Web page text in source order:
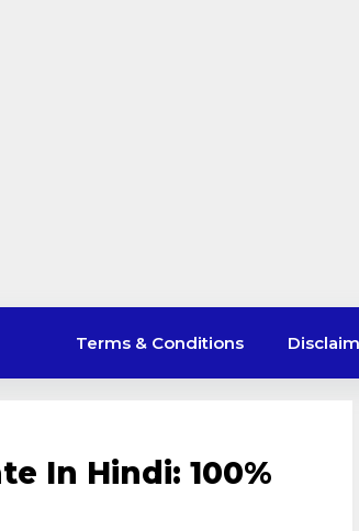
Terms & Conditions
In Hindi: 100%